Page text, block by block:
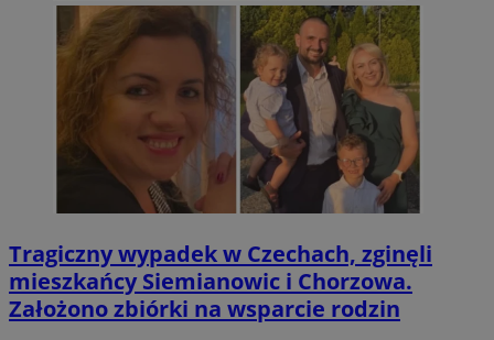
Tragiczny wypadek w Czechach, zginęli
mieszkańcy Siemianowic i Chorzowa.
Założono zbiórki na wsparcie rodzin